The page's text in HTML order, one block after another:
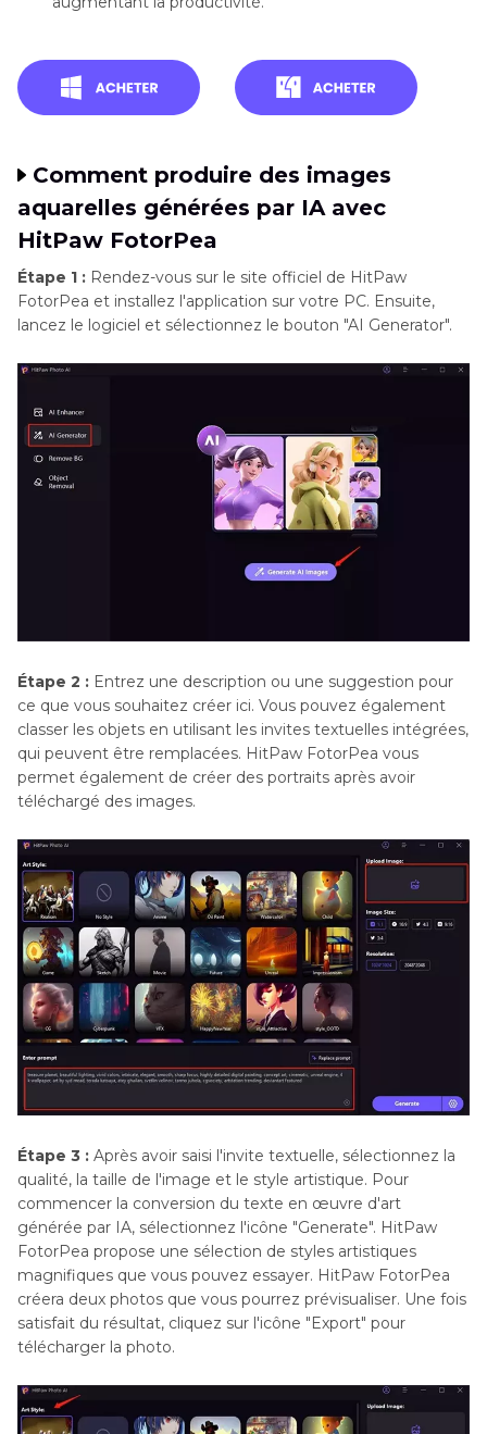
Comment produire des images
aquarelles générées par IA avec
HitPaw FotorPea
Étape 1 : Rendez-vous sur le site officiel de HitPaw
FotorPea et installez l'application sur votre PC. Ensuite,
lancez le logiciel et sélectionnez le bouton "AI Generator".
Étape 2 : Entrez une description ou une suggestion pour
ce que vous souhaitez créer ici. Vous pouvez également
classer les objets en utilisant les invites textuelles intégrées,
qui peuvent être remplacées. HitPaw FotorPea vous
permet également de créer des portraits après avoir
téléchargé des images.
Étape 3 : Après avoir saisi l'invite textuelle, sélectionnez la
qualité, la taille de l'image et le style artistique. Pour
commencer la conversion du texte en œuvre d'art
générée par IA, sélectionnez l'icône "Generate". HitPaw
FotorPea propose une sélection de styles artistiques
magnifiques que vous pouvez essayer. HitPaw FotorPea
créera deux photos que vous pourrez prévisualiser. Une fois
satisfait du résultat, cliquez sur l'icône "Export" pour
télécharger la photo.